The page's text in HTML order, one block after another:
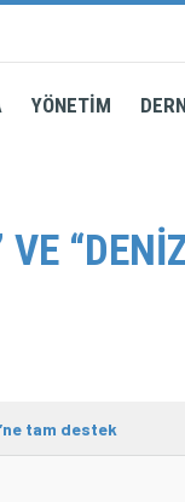
YÖNETİM
VE
tam destek